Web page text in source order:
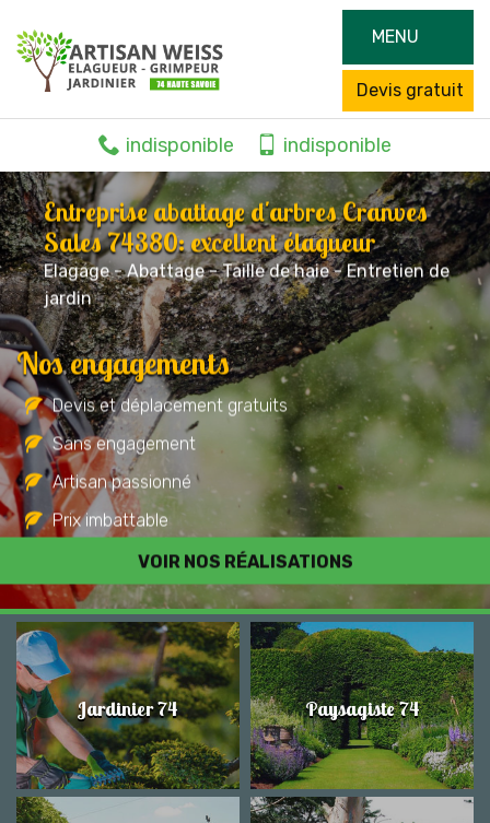
MENU
Devis gratuit
indisponible indisponible
Entreprise abattage d'arbres Cranves
Sales 74380: excellent élagueur
Elagage - Abattage - Taille de haie - Entretien de
jardin
VOIR NOS RÉALISATIONS
Nos engagements
Devis et déplacement gratuits
Sans engagement
Artisan passionné
Prix imbattable
Travail de qualité
Jardinier 74 Paysagiste 74